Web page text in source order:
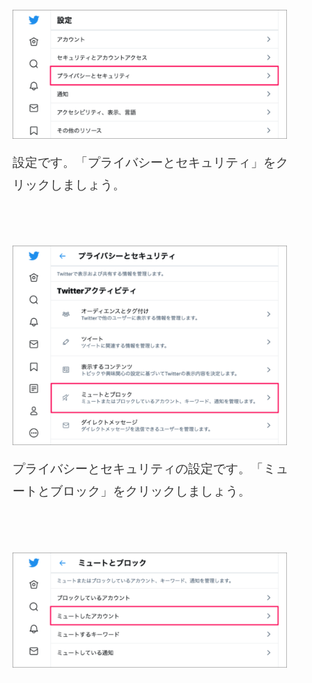
設定です。「プライバシーとセキュリティ」をク
リックしましょう。
プライバシーとセキュリティの設定です。「ミュ
ートとブロック」をクリックしましょう。